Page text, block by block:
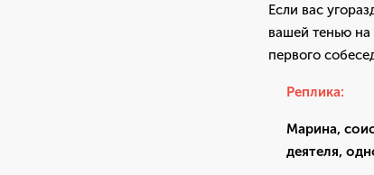
Если вас
вашей тенью
первого
Реплика:
Марина,
деятеля,